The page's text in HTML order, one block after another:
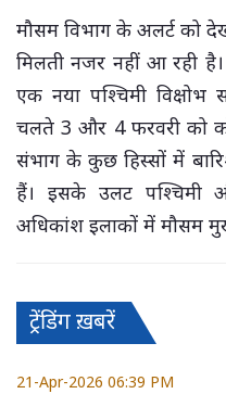
मौसम विभाग के अलर्ट को
मिलती नजर नहीं आ रही
एक नया पश्चिमी
चलते 3 और 4 फरवरी को
संभाग के कुछ हिस्सों में
हैं। इसके उलट पश्चिमी
अधिकांश इलाकों में मौसम
ट्रेंडिंग ख़बरें
21-Apr-2026 06:39 PM